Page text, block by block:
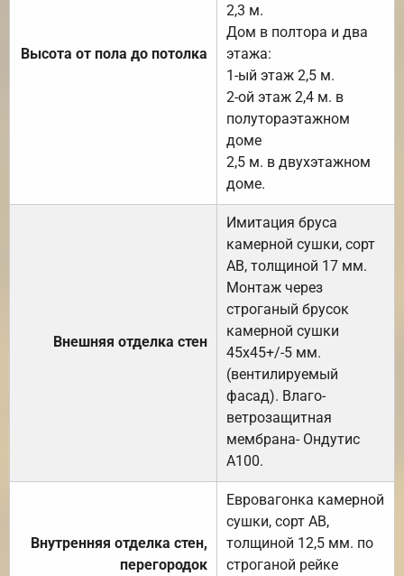
Высота от пола до потолка
2,3 м.
Дом в полтора и два
этажа:
1-ый этаж 2,5 м.
2-ой этаж 2,4 м. в
полутораэтажном
доме
2,5 м. в двухэтажном
доме.
Внешняя отделка стен
Имитация бруса
камерной сушки, сорт
АВ, толщиной 17 мм.
Монтаж через
строганый брусок
камерной сушки
45х45+/-5 мм.
(вентилируемый
фасад). Влаго-
ветрозащитная
мембрана- Ондутис
А100.
Внутренняя отделка стен,
перегородок
Евровагонка камерной
сушки, сорт АВ,
толщиной 12,5 мм. по
строганой рейке